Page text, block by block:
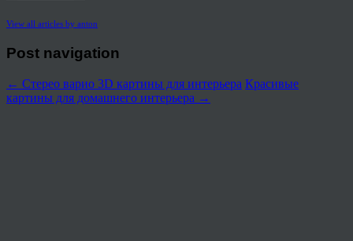
View all articles by anton
Post navigation
← Стерео варио 3D картины для интерьера Красивые
картины для домашнего интерьера →